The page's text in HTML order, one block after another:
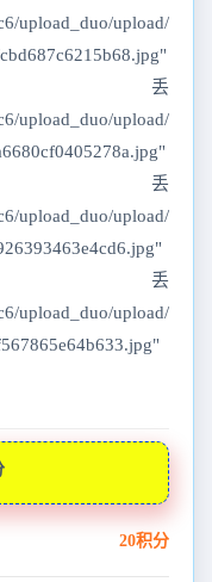
upload_duo/upload/
丢
upload_duo/upload/
丢
upload_duo/upload/
丢
upload_duo/upload/
20积分